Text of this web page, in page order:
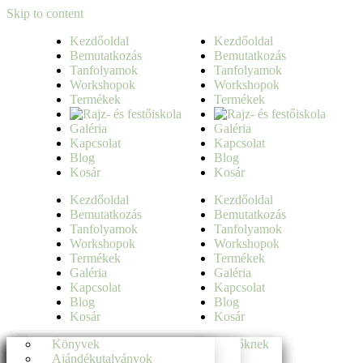
Skip to content
Kezdőoldal
Bemutatkozás
Tanfolyamok
Jobb agyféltekés rajztanfolyam kezdőknek
Rajztanfolyam haladóknak
Workshopok
Élményrajzolás
Élményfestés
Termékek
Könyvek
Ajándékutalványok
Galéria
Kapcsolat
Blog
Kosár
Kezdőoldal
Bemutatkozás
Tanfolyamok
Jobb agyféltekés rajztanfolyam kezdőknek
Rajztanfolyam haladóknak
Workshopok
Élményrajzolás
Élményfestés
Termékek
Könyvek
Ajándékutalványok
Galéria
Kapcsolat
Blog
Kosár
Kezdőoldal
Bemutatkozás
Tanfolyamok
Jobb agyféltekés rajztanfolyam kezdőknek
Rajztanfolyam haladóknak
Workshopok
Élményrajzolás
Élményfestés
Termékek
Könyvek
Ajándékutalványok
Galéria
Kapcsolat
Blog
Kosár
Kezdőoldal
Bemutatkozás
Tanfolyamok
Jobb agyféltekés rajztanfolyam kezdőknek
Rajztanfolyam haladóknak
Workshopok
Élményrajzolás
Élményfestés
Termékek
Könyvek
Ajándékutalványok
Galéria
Kapcsolat
Blog
Kosár